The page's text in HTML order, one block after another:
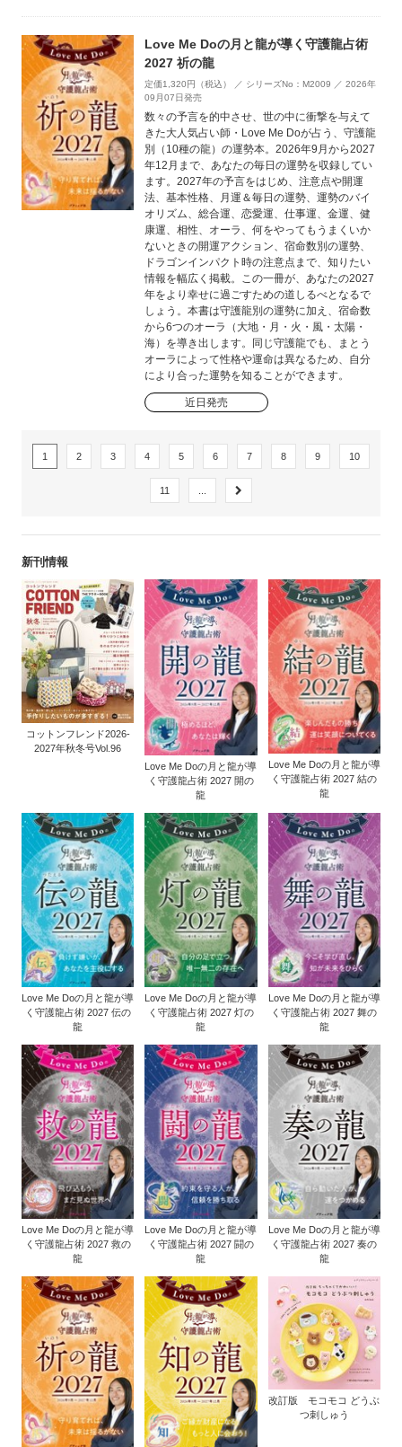
Love Me Doの月と龍が導く守護龍占術
2027 祈の龍
定価1,320円（税込） ／ シリーズNo：M2009 ／ 2026年
09月07日発売
数々の予言を的中させ、世の中に衝撃を与えて
きた大人気占い師・Love Me Doが占う、守護龍
別（10種の龍）の運勢本。2026年9月から2027
年12月まで、あなたの毎日の運勢を収録してい
ます。2027年の予言をはじめ、注意点や開運
法、基本性格、月運＆毎日の運勢、運勢のバイ
オリズム、総合運、恋愛運、仕事運、金運、健
康運、相性、オーラ、何をやってもうまくいか
ないときの開運アクション、宿命数別の運勢、
ドラゴンインパクト時の注意点まで、知りたい
情報を幅広く掲載。この一冊が、あなたの2027
年をより幸せに過ごすための道しるべとなるで
しょう。本書は守護龍別の運勢に加え、宿命数
から6つのオーラ（大地・月・火・風・太陽・
海）を導き出します。同じ守護龍でも、まとう
オーラによって性格や運命は異なるため、自分
により合った運勢を知ることができます。
近日発売
1 2 3 4 5 6 7 8 9 10
11
新刊情報
コットンフレンド2026-
2027年秋冬号Vol.96
Love Me Doの月と龍が導
く守護龍占術 2027 開の
龍
Love Me Doの月と龍が導
く守護龍占術 2027 結の
龍
Love Me Doの月と龍が導
く守護龍占術 2027 伝の
龍
Love Me Doの月と龍が導
く守護龍占術 2027 灯の
龍
Love Me Doの月と龍が導
く守護龍占術 2027 舞の
龍
Love Me Doの月と龍が導
く守護龍占術 2027 救の
龍
Love Me Doの月と龍が導
く守護龍占術 2027 闘の
龍
Love Me Doの月と龍が導
く守護龍占術 2027 奏の
龍
改訂版 モコモコ どうぶ
つ刺しゅう